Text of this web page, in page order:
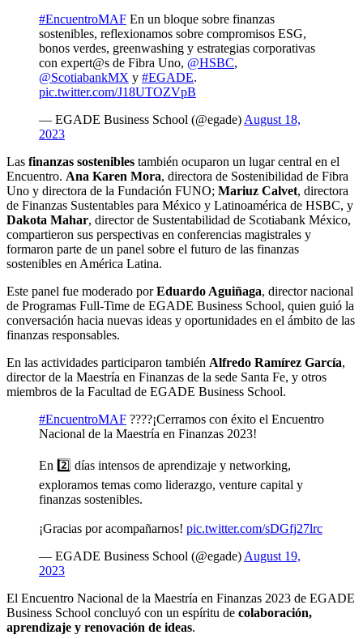
#EncuentroMAF En un bloque sobre finanzas
sostenibles, reflexionamos sobre compromisos ESG,
bonos verdes, greenwashing y estrategias corporativas
con expert@s de Fibra Uno, @HSBC,
@ScotiabankMX y #EGADE.
pic.twitter.com/J18UTOZVpB
— EGADE Business School (@egade)August 18,
2023
Las finanzas sostenibles también ocuparon un lugar central en el
Encuentro. Ana Karen Mora, directora de Sostenibilidad de Fibra
Uno y directora de la Fundación FUNO; Mariuz Calvet, directora
de Finanzas Sustentables para México y Latinoamérica de HSBC, y
Dakota Mahar, director de Sustentabilidad de Scotiabank México,
compartieron sus perspectivas en conferencias magistrales y
formaron parte de un panel sobre el futuro de las finanzas
sostenibles en América Latina.
Este panel fue moderado porEduardo Aguiñaga, director nacional
de Programas Full-Time de EGADE Business School, quien guió la
conversación hacia nuevas ideas y oportunidades en el ámbito de las
finanzas responsables.
En las actividades participaron también Alfredo Ramírez García,
director de la Maestría en Finanzas de la sede Santa Fe, y otros
miembros de la Facultad de EGADE Business School.
#EncuentroMAF ????¡Cerramos con éxito el Encuentro
Nacional de la Maestría en Finanzas 2023!
En 2️⃣ días intensos de aprendizaje y networking,
exploramos temas como liderazgo, venture capital y
finanzas sostenibles.
¡Gracias por acompañarnos! pic.twitter.com/sDGfj27lrc
— EGADE Business School (@egade)August 19,
2023
El Encuentro Nacional de la Maestría en Finanzas 2023 de EGADE
Business School concluyó con un espíritu de colaboración,
aprendizaje y renovación de ideas.